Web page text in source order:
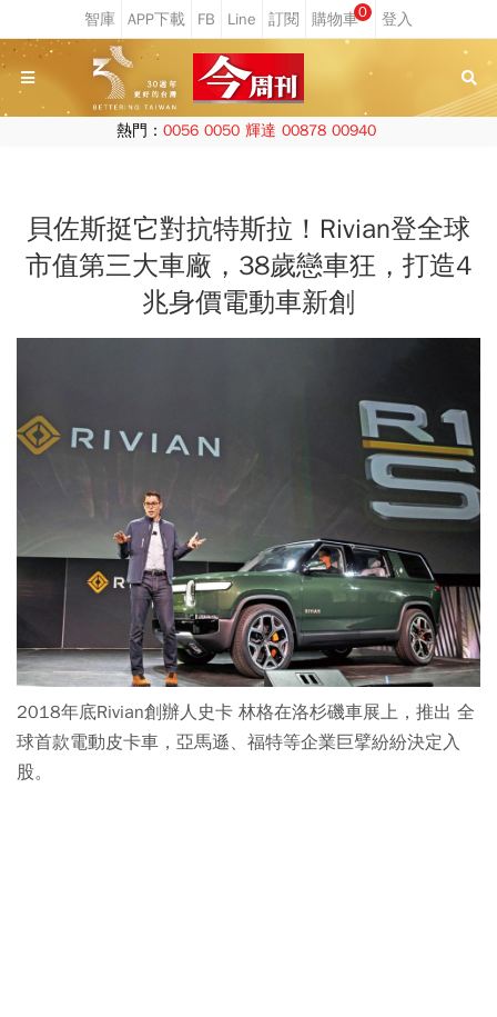
0
熱門： 0056 0050 輝達 00878 00940
貝佐斯挺它對抗特斯拉！Rivian登全球
市值第三大車廠，38歲戀車狂，打造4
兆身價電動車新創
2018年底Rivian創辦人史卡 林格在洛杉磯車展上，推出 全
球首款電動皮卡車，亞馬遜、福特等企業巨擘紛紛決定入
股。